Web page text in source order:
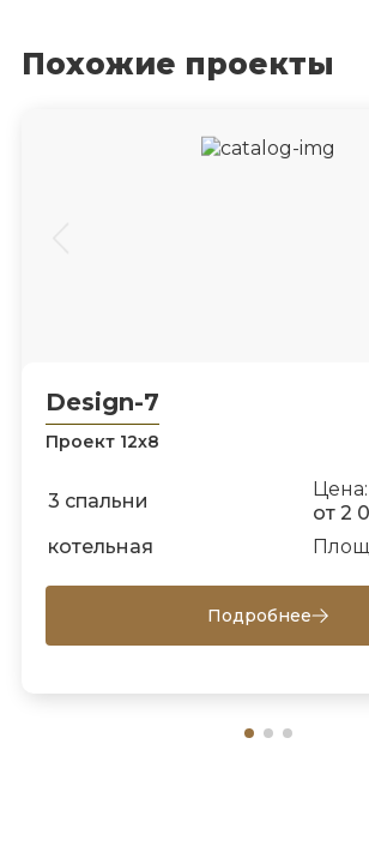
Похожие проекты
Design-7
Проект 12х8
3 спальни
Цена:
от 2
котельная
Подробнее